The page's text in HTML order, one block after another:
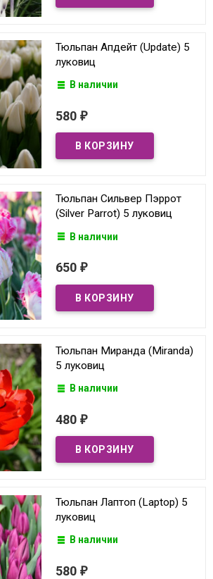
Тюльпан Апдейт (Update) 5
луковиц
В наличии
580 ₽
Тюльпан Сильвер Пэррот
(Silver Parrot) 5 луковиц
В наличии
650 ₽
Тюльпан Миранда (Miranda)
5 луковиц
В наличии
480 ₽
Тюльпан Лаптоп (Laptop) 5
луковиц
В наличии
580 ₽